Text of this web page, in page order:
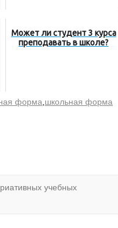
Может ли студент 3 курса
преподавать в школе?
форма,школьная форма
учебных